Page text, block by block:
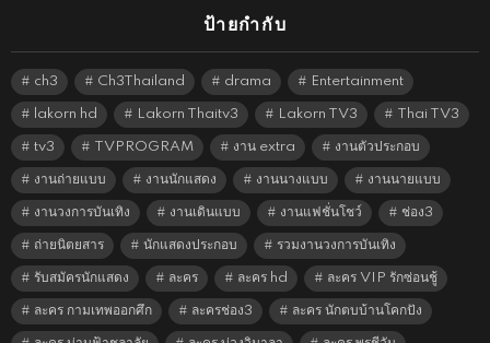
ป้ายกำกับ
ch3 Ch3Thailand drama Entertainment
lakorn hd Lakorn Thaitv3 Lakorn TV3 Thai TV3
tv3 TVPROGRAM งาน extra งานตัวประกอบ
งานถ่ายแบบ งานนักแสดง งานนางแบบ งานนายแบบ
งานวงการบันเทิง งานเดินแบบ งานแฟชั่นโชว์ ช่อง3
ถ่ายนิตยสาร นักแสดงประกอบ รวมงานวงการบันเทิง
รับสมัครนักแสดง ละคร ละคร hd ละคร VIP รักซ่อนชู้
ละคร กามเทพออกศึก ละครช่อง3 ละคร นักตบบ้านโคกปัง